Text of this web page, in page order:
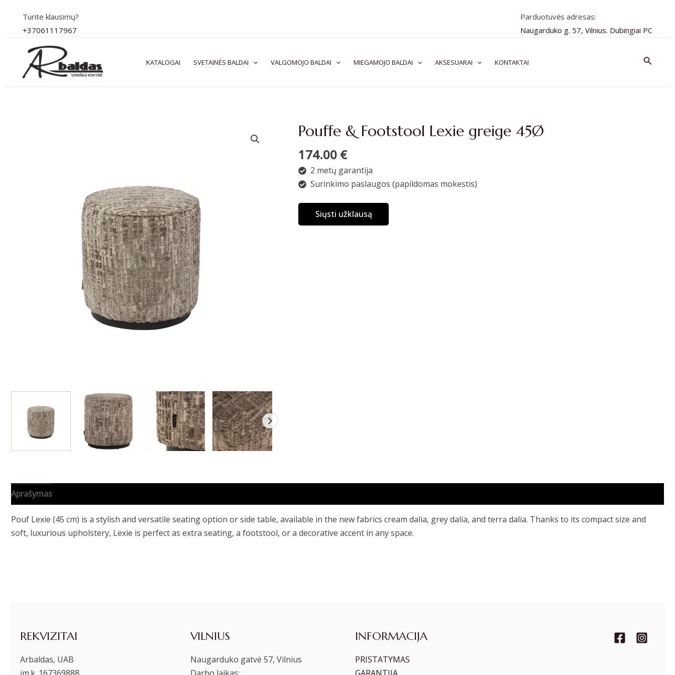
turinio
Turite klausimų?
+37061117967
Parduotuvės adresas:
Naugarduko g. 57, Vilnius. Dubingiai PC
KATALOGAI SVETAINĖS BALDAI VALGOMOJO BALDAI MIEGAMOJO BALDAI AKSESUARAI KONTAKTAI Paieška
Pouffe & Footstool Lexie greige 45Ø
174.00 €
2 metų garantija
Surinkimo paslaugos (papildomas mokestis)
Siųsti užklausą
Aprašymas
Pouf Lexie (45 cm) is a stylish and versatile seating option or side table, available in the new fabrics cream dalia, grey dalia, and terra dalia. Thanks to its compact size and
soft, luxurious upholstery, Lexie is perfect as extra seating, a footstool, or a decorative accent in any space.
REKVIZITAI
Arbaldas, UAB
VILNIUS
Naugarduko gatvė 57, Vilnius
INFORMACIJA
PRISTATYMAS